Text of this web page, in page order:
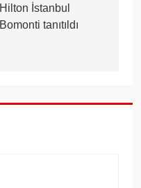
Hilton İstanbul
Bomonti tanıtıldı